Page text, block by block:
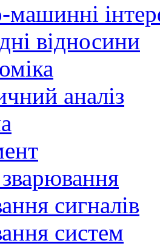
відносини
аналіз
сигналів
систем